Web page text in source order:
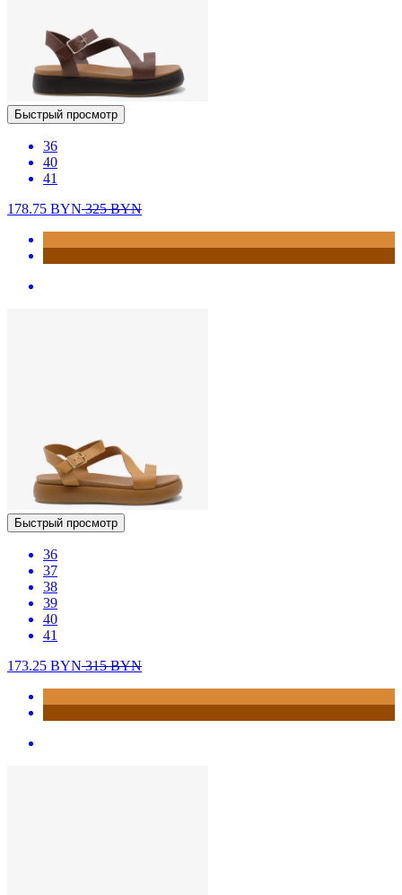
Быстрый просмотр
36
40
41
178.75 BYN325BYN
Быстрый просмотр
36
37
38
39
40
41
173.25 BYN315BYN